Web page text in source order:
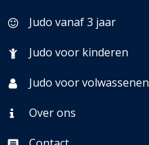
Judo vanaf 3 jaar
Judo voor kinderen
Judo voor volwassenen
Over ons